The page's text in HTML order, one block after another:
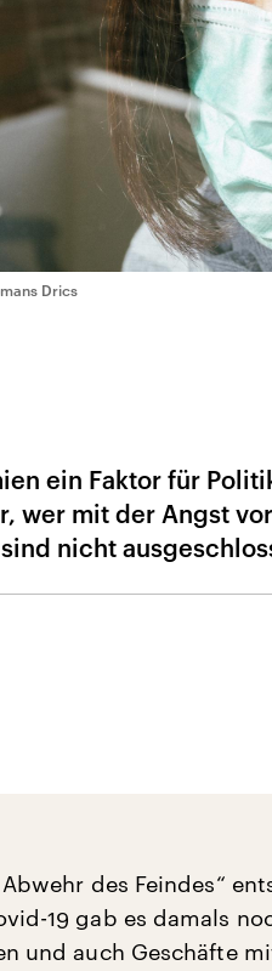
Drics
ein Faktor für
wer mit der Angst
nicht
Abwehr des Feindes“
19 gab es damals
und auch Geschäfte